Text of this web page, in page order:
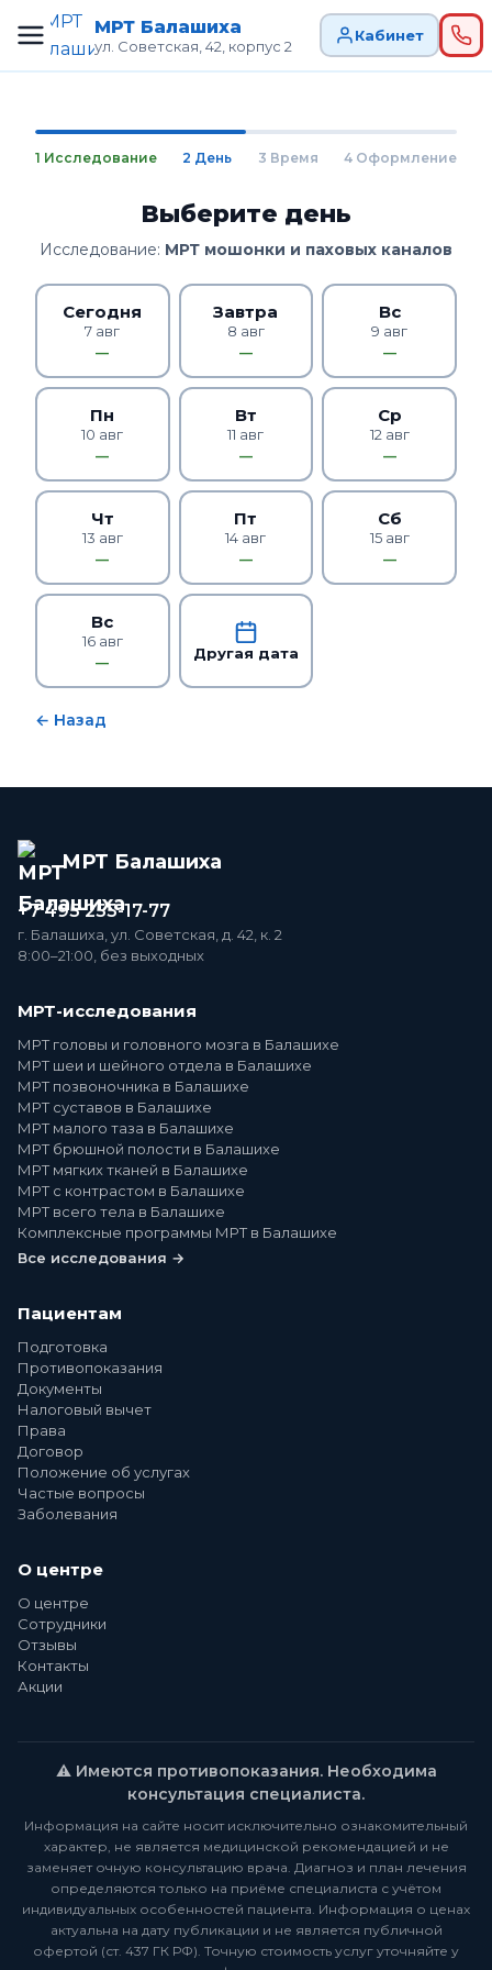
МРТ Балашиха
ул. Советская, 42, корпус 2
Кабинет
1 Исследование 2 День 3 Время 4 Оформление
Выберите день
Исследование: МРТ мошонки и паховых каналов
Сегодня
7 авг
—
Завтра
8 авг
—
Вс
9 авг
—
Пн
10 авг
—
Вт
11 авг
—
Ср
12 авг
—
Чт
13 авг
—
Пт
14 авг
—
Сб
15 авг
—
Вс
16 авг
—
Другая дата
← Назад
МРТ Балашиха
+7 495 255-17-77
г. Балашиха, ул. Советская, д. 42, к. 2
8:00–21:00, без выходных
МРТ-исследования
МРТ головы и головного мозга в Балашихе
МРТ шеи и шейного отдела в Балашихе
МРТ позвоночника в Балашихе
МРТ суставов в Балашихе
МРТ малого таза в Балашихе
МРТ брюшной полости в Балашихе
МРТ мягких тканей в Балашихе
МРТ с контрастом в Балашихе
МРТ всего тела в Балашихе
Комплексные программы МРТ в Балашихе
Все исследования →
Пациентам
Подготовка
Противопоказания
Документы
Налоговый вычет
Права
Договор
Положение об услугах
Частые вопросы
Заболевания
О центре
О центре
Сотрудники
Отзывы
Контакты
Акции
⚠️ Имеются противопоказания. Необходима
консультация специалиста.
Информация на сайте носит исключительно ознакомительный
характер, не является медицинской рекомендацией и не
заменяет очную консультацию врача. Диагноз и план лечения
определяются только на приёме специалиста с учётом
индивидуальных особенностей пациента. Информация о ценах
актуальна на дату публикации и не является публичной
офертой (ст. 437 ГК РФ). Точную стоимость услуг уточняйте у